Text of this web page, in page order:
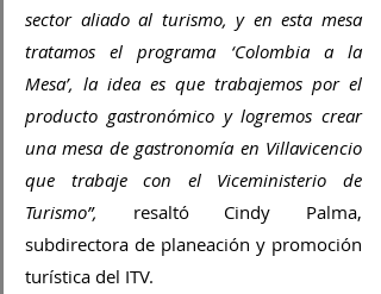
sector aliado al turismo, y en esta mesa
tratamos el programa ‘Colombia a la
Mesa’, la idea es que trabajemos por el
producto gastronómico y logremos crear
una mesa de gastronomía en Villavicencio
que trabaje con el Viceministerio de
Turismo”, resaltó Cindy Palma,
subdirectora de planeación y promoción
turística del ITV.